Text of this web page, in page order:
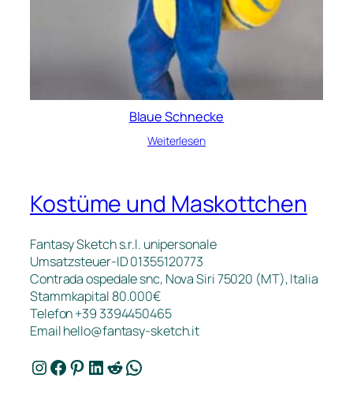
Blaue Schnecke
Weiterlesen
Kostüme und Maskottchen
Fantasy Sketch s.r.l. unipersonale
Umsatzsteuer-ID 01355120773
Contrada ospedale snc, Nova Siri 75020 (MT), Italia
Stammkapital 80.000€
Telefon +39 3394450465
Emailhello@fantasy-sketch.it
Instagram Facebook Pinterest LinkedIn Reddit WhatsApp